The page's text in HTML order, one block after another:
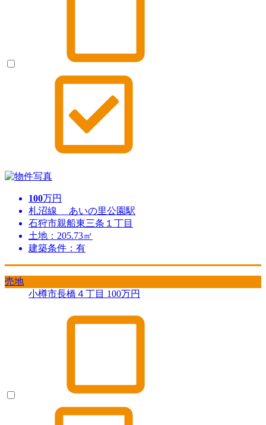
100万円
札沼線 あいの里公園駅
石狩市親船東三条１丁目
土地：205.73㎡
建築条件：有
売地
小樽市長橋４丁目 100万円